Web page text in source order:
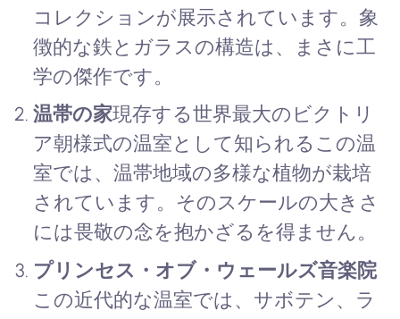
コレクションが展示されています。象
徴的な鉄とガラスの構造は、まさに工
学の傑作です。
温帯の家現存する世界最大のビクトリ
ア朝様式の温室として知られるこの温
室では、温帯地域の多様な植物が栽培
されています。そのスケールの大きさ
には畏敬の念を抱かざるを得ません。
プリンセス・オブ・ウェールズ音楽院
この近代的な温室では、サボテン、ラ